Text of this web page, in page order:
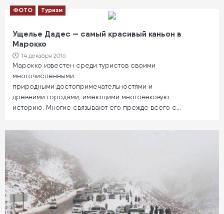
ФОТО Туризм
Ущелье Дадес — самый красивый каньон в
Марокко
14 декабря 2016
Марокко известен среди туристов своими
многочисленными
природными достопримечательностями и
древними городами, имеющими многовековую
историю. Многие связывают его прежде всего с…